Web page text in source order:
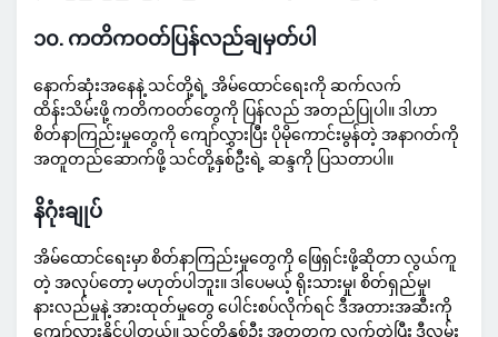
၁၀. ကတိကဝတ်ပြန်လည်ချမှတ်ပါ
နောက်ဆုံးအနေနဲ့ သင်တို့ရဲ့ အိမ်ထောင်ရေးကို ဆက်လက်
ထိန်းသိမ်းဖို့ ကတိကဝတ်တွေကို ပြန်လည် အတည်ပြုပါ။ ဒါဟာ
စိတ်နာကြည်းမှုတွေကို ကျော်လွှားပြီး ပိုမိုကောင်းမွန်တဲ့ အနာဂတ်ကို
အတူတည်ဆောက်ဖို့ သင်တို့နှစ်ဦးရဲ့ ဆန္ဒကို ပြသတာပါ။
နိဂုံးချုပ်
အိမ်ထောင်ရေးမှာ စိတ်နာကြည်းမှုတွေကို ဖြေရှင်းဖို့ဆိုတာ လွယ်ကူ
တဲ့ အလုပ်တော့ မဟုတ်ပါဘူး။ ဒါပေမယ့် ရိုးသားမှု၊ စိတ်ရှည်မှု၊
နားလည်မှုနဲ့ အားထုတ်မှုတွေ ပေါင်းစပ်လိုက်ရင် ဒီအတားအဆီးကို
ကျော်လွှားနိုင်ပါတယ်။ သင်တို့နှစ်ဦး အတူတကွ လက်တွဲပြီး ဒီလမ်း